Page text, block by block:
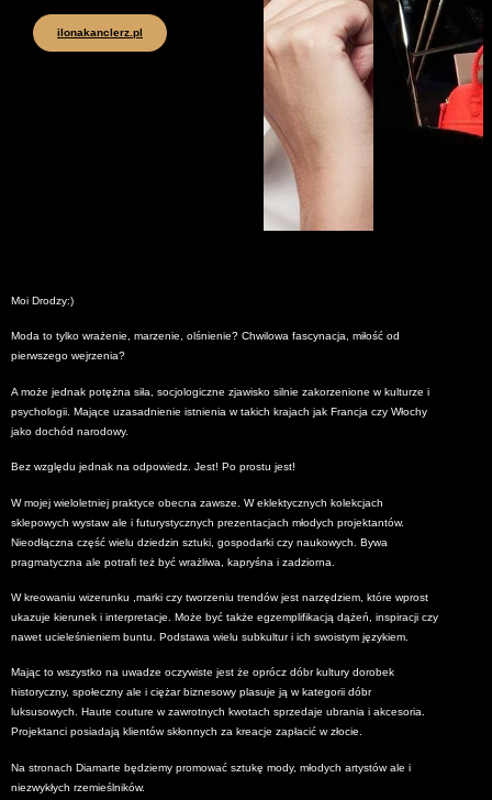
ilonakanclerz.pl
Moi Drodzy:)
Moda to tylko wrażenie, marzenie, olśnienie? Chwilowa fascynacja, miłość od
pierwszego wejrzenia?
A może jednak potężna siła, socjologiczne zjawisko silnie zakorzenione w kulturze i
psychologii. Mające uzasadnienie istnienia w takich krajach jak Francja czy Włochy
jako dochód narodowy.
Bez względu jednak na odpowiedz. Jest! Po prostu jest!
W mojej wieloletniej praktyce obecna zawsze. W eklektycznych kolekcjach
sklepowych wystaw ale i futurystycznych prezentacjach młodych projektantów.
Nieodłączna część wielu dziedzin sztuki, gospodarki czy naukowych. Bywa
pragmatyczna ale potrafi też być wrażliwa, kapryśna i zadziorna.
W kreowaniu wizerunku ,marki czy tworzeniu trendów jest narzędziem, które wprost
ukazuje kierunek i interpretacje. Może być także egzemplifikacją dążeń, inspiracji czy
nawet ucieleśnieniem buntu. Podstawa wielu subkultur i ich swoistym językiem.
Mając to wszystko na uwadze oczywiste jest że oprócz dóbr kultury dorobek
historyczny, społeczny ale i ciężar biznesowy plasuje ją w kategorii dóbr
luksusowych. Haute couture w zawrotnych kwotach sprzedaje ubrania i akcesoria.
Projektanci posiadają klientów skłonnych za kreacje zapłacić w złocie.
Na stronach Diamarte będziemy promować sztukę mody, młodych artystów ale i
niezwykłych rzemieślników.